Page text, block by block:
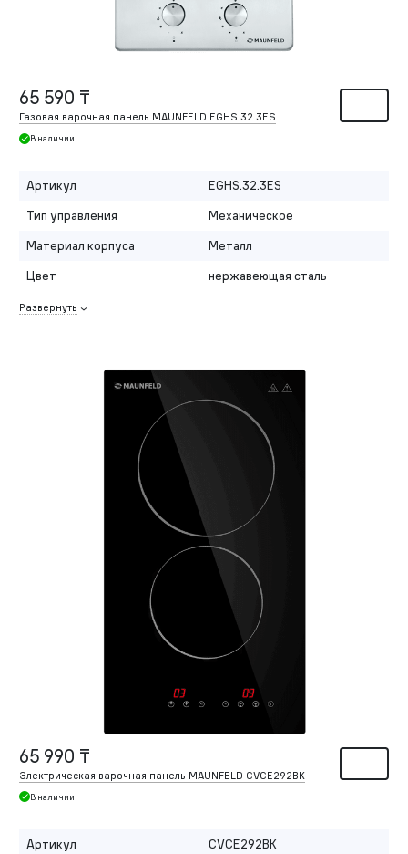
65 590 ₸
Газовая варочная панель MAUNFELD EGHS.32.3ES
В наличии
Артикул
EGHS.32.3ES
Тип управления
Механическое
Материал корпуса
Металл
Цвет
нержавеющая сталь
Развернуть
65 990 ₸
Электрическая варочная панель MAUNFELD CVCE292BK
В наличии
Артикул
CVCE292BK